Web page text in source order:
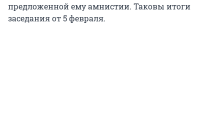
предложенной ему амнистии. Таковы итоги
заседания от 5 февраля.